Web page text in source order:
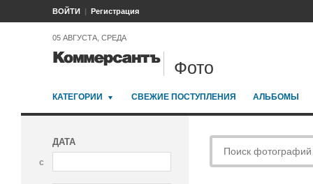
ВОЙТИ Регистрация
05 АВГУСТА, СРЕДА
Фото
КАТЕГОРИИ СВЕЖИЕ ПОСТУПЛЕНИЯ АЛЬБОМЫ
ДАТА
с